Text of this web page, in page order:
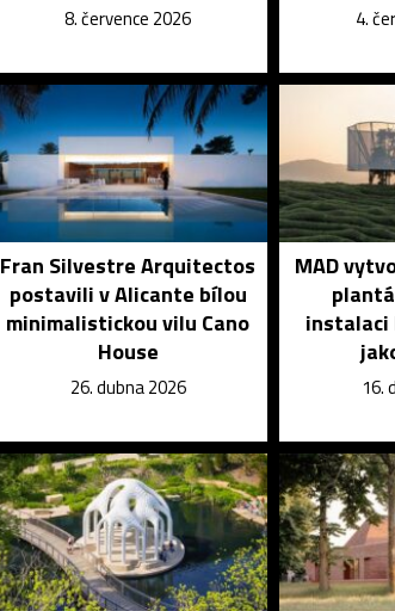
8. července 2026 4.
Fran Silvestre Arquitectos
postavili v Alicante bílou
minimalistickou vilu Cano
House
26. dubna 2026
MAD
16.